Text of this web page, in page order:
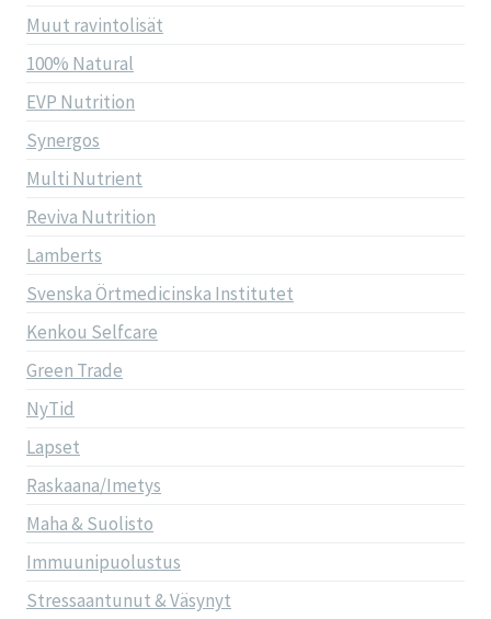
Muut ravintolisät
100% Natural
EVP Nutrition
Synergos
Multi Nutrient
Reviva Nutrition
Lamberts
Svenska Örtmedicinska Institutet
Kenkou Selfcare
Green Trade
NyTid
Lapset
Raskaana/Imetys
Maha & Suolisto
Immuunipuolustus
Stressaantunut & Väsynyt